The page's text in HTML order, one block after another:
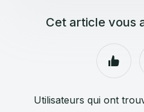
Cet article vous
Utilisateurs qui ont